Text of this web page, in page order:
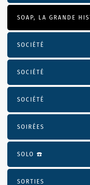
SOAP, LA GRANDE
SOCIÉTÉ
SOCIÉTÉ
SOCIÉTÉ
SOIRÉES
SOLO ☎️
SORTIES